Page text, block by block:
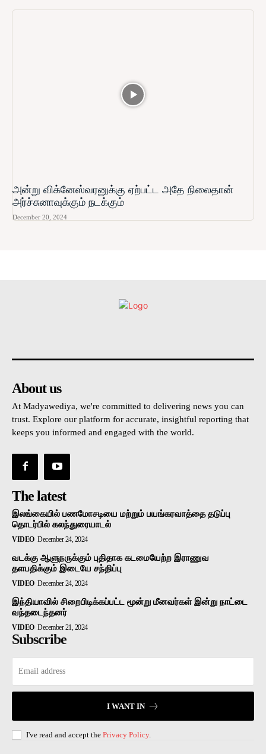
அன்று விக்னேஸ்வரனுக்கு ஏற்பட்ட அதே நிலைதான்
அர்ச்சுனாவுக்கும் நடக்கும்
December 20, 2024
About us
At Madyawediya, we're committed to delivering news you can
trust. Explore our platform for accurate, insightful reporting that
keeps you informed and engaged with the world.
The latest
இலங்கையில் பணமோசடியை மற்றும் பயங்கரவாத்தை தடுப்பு
தொடர்பில் கலந்துரையாடல்
VIDEO December 24, 2024
வடக்கு ஆளுநருக்கும் புதிதாக கடமையேற்ற இராணுவ
தளபதிக்கும் இடையே சந்திப்பு
VIDEO December 24, 2024
இந்தியாவில் சிறைபிடிக்கப்பட்ட மூன்று மீனவர்கள் இன்று நாட்டை
வந்தடைந்தனர்
VIDEO December 21, 2024
Subscribe
I WANT IN
I've read and accept the Privacy Policy.